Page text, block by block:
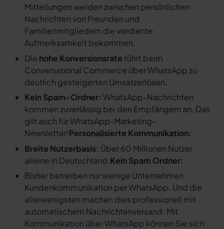
Mitteilungen werden zwischen persönlichen
Nachrichten von Freunden und
Familienmitgliedern die verdiente
Aufmerksamkeit bekommen.
Die hohe Konversionsrate führt beim
Conversational Commerce über WhatsApp zu
deutlich gesteigerten Umsatzerlösen.
Kein Spam-Ordner: WhatsApp-Nachrichten
kommen zuverlässig bei den Empfängern an. Das
gilt auch für WhatsApp-Marketing-
Newsletter!Personalisierte Kommunikation:
Breite Nutzerbasis: Über 60 Millionen Nutzer
alleine in Deutschland.Kein Spam Ordner:
Bisher betreiben nur wenige Unternehmen
Kundenkommunikation per WhatsApp. Und die
allerwenigsten machen dies professionell mit
automatischem Nachrichtenversand. Mit
Kommunikation über WhatsApp können Sie sich